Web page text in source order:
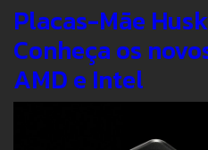
Placas-Mãe
Conheça os
AMD e Intel